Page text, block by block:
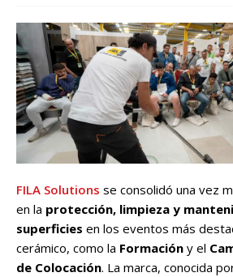
FILA Solutions se consolidó una vez
en la protección, limpieza y
superficies en los eventos más
cerámico, como la Formación y el
de Colocación. La marca, conocida